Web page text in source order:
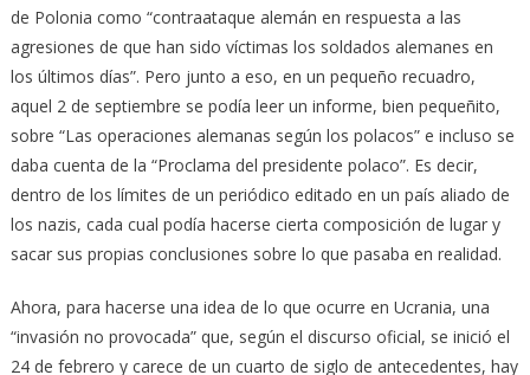
de Polonia como “contraataque alemán en respuesta a las
agresiones de que han sido víctimas los soldados alemanes en
los últimos días”. Pero junto a eso, en un pequeño recuadro,
aquel 2 de septiembre se podía leer un informe, bien pequeñito,
sobre “Las operaciones alemanas según los polacos” e incluso se
daba cuenta de la “Proclama del presidente polaco”. Es decir,
dentro de los límites de un periódico editado en un país aliado de
los nazis, cada cual podía hacerse cierta composición de lugar y
sacar sus propias conclusiones sobre lo que pasaba en realidad.
Ahora, para hacerse una idea de lo que ocurre en Ucrania, una
“invasión no provocada” que, según el discurso oficial, se inició el
24 de febrero y carece de un cuarto de siglo de antecedentes, hay